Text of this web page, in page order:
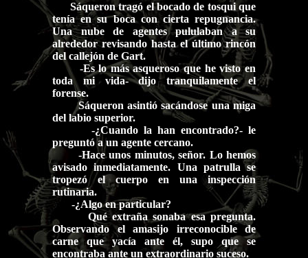
Sáqueron tragó el bocado de tosqui que
tenía en su boca con cierta repugnancia.
Una nube de agentes pululaban a su
alrededor revisando hasta el último rincón
del callejón de Gart.
-Es lo más asqueroso que he visto en
toda mi vida- dijo tranquilamente el
forense.
Sáqueron asintió sacándose una miga
del labio superior.
-¿Cuando la han encontrado?- le
preguntó a un agente cercano.
-Hace unos minutos, señor. Lo hemos
avisado inmediatamente. Una patrulla se
tropezó el cuerpo en una inspección
rutinaria.
-¿Algo en particular?
Qué extraña sonaba esa pregunta.
Observando el amasijo irreconocible de
carne que yacía ante él, supo que se
encontraba ante un extraordinario suceso.